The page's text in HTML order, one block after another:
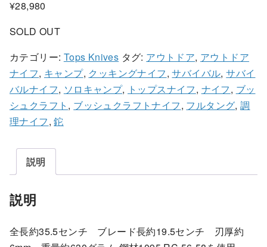
¥28,980
SOLD OUT
カテゴリー: Tops Knives タグ: アウトドア, アウトドア
ナイフ, キャンプ, クッキングナイフ,サバイバル,サバイ
バルナイフ, ソロキャンプ, トップスナイフ, ナイフ, ブッ
シュクラフト , ブッシュクラフトナイフ, フルタング,調
理ナイフ,鉈
説明
説明
全長約35.5センチ ブレード長約19.5センチ 刃厚約